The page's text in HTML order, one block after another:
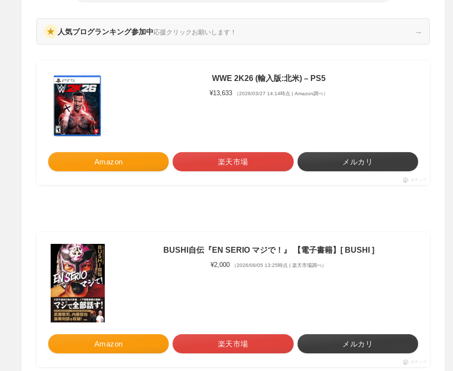
★ 人気ブログランキング参加中応援クリックお願いします！ →
WWE 2K26 (輸入版:北米) – PS5
¥13,633 （2026/03/27 14:14時点 | Amazon調べ）
Amazon 楽天市場 メルカリ
ポチップ
BUSHI自伝『EN SERIO マジで！』 【電子書籍】[ BUSHI ]
¥2,000 （2026/08/05 13:25時点 | 楽天市場調べ）
Amazon 楽天市場 メルカリ
ポチップ